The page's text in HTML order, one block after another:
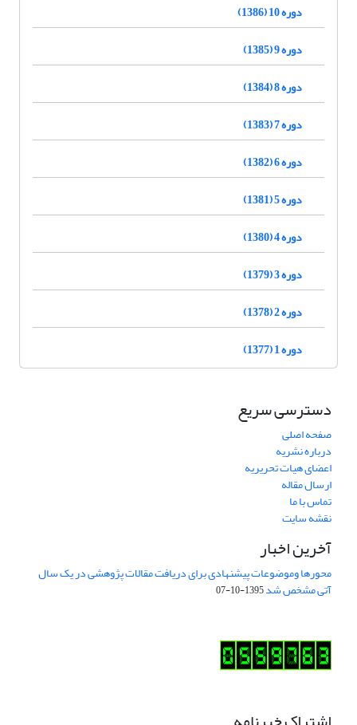
دوره 10 (1386)
دوره 9 (1385)
دوره 8 (1384)
دوره 7 (1383)
دوره 6 (1382)
دوره 5 (1381)
دوره 4 (1380)
دوره 3 (1379)
دوره 2 (1378)
دوره 1 (1377)
دسترسی سریع
صفحه اصلی
درباره نشریه
اعضای هیات تحریریه
ارسال مقاله
تماس با ما
نقشه سایت
آخرین اخبار
محورها وموضوعات پیشنهادی برای دریافت مقالات پژوهشی در یک سال
آتی مشخص شد1395-10-07